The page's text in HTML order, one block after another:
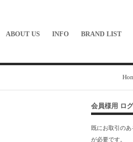
ABOUT US INFO BRAND LIST
会員様用 ロ
既にお取引の
が必要です。